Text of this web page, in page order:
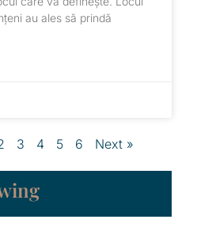
au ales să prindă
3 4 5 6 Next »